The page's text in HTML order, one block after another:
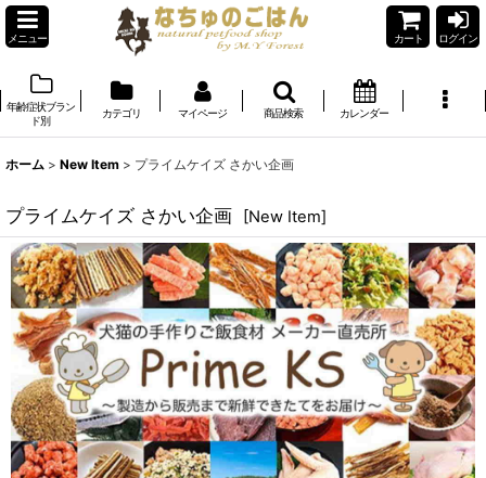
メニュー カート ログイン
年齢症状ブラン
ド別
カテゴリ マイページ 商品検索 カレンダー
ホーム > New Item > プライムケイズ さかい企画
プライムケイズ さかい企画 [New Item]